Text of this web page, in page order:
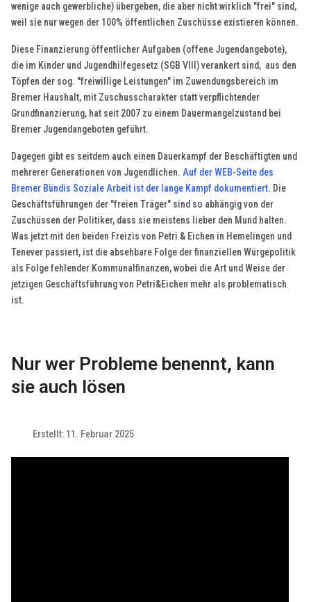
wenige auch gewerbliche) übergeben, die aber nicht wirklich "frei" sind,
weil sie nur wegen der 100% öffentlichen Zuschüsse existieren können.
Diese Finanzierung öffentlicher Aufgaben (offene Jugendangebote),
die im Kinder und Jugendhilfegesetz (SGB VIII) verankert sind, aus den
Töpfen der sog. "freiwillige Leistungen" im Zuwendungsbereich im
Bremer Haushalt, mit Zuschusscharakter statt verpflichtender
Grundfinanzierung, hat seit 2007 zu einem Dauermangelzustand bei
Bremer Jugendangeboten geführt.
Dagegen gibt es seitdem auch einen Dauerkampf der Beschäftigten und
mehrerer Generationen von Jugendlichen.Auf der WEB-Seite des
Bremer Bündis Soziale Arbeit ist der lange Kampf dokumentiert. Die
Geschäftsführungen der "freien Träger" sind so abhängig von der
Zuschüssen der Politiker, dass sie meistens lieber den Mund halten.
Was jetzt mit den beiden Freizis von Petri & Eichen in Hemelingen und
Tenever passiert, ist die absehbare Folge der finanziellen Würgepolitik
als Folge fehlender Kommunalfinanzen, wobei die Art und Weise der
jetzigen Geschäftsführung von Petri&Eichen mehr als problematisch
ist.
Nur wer Probleme benennt, kann
sie auch lösen
Erstellt: 11. Februar 2025